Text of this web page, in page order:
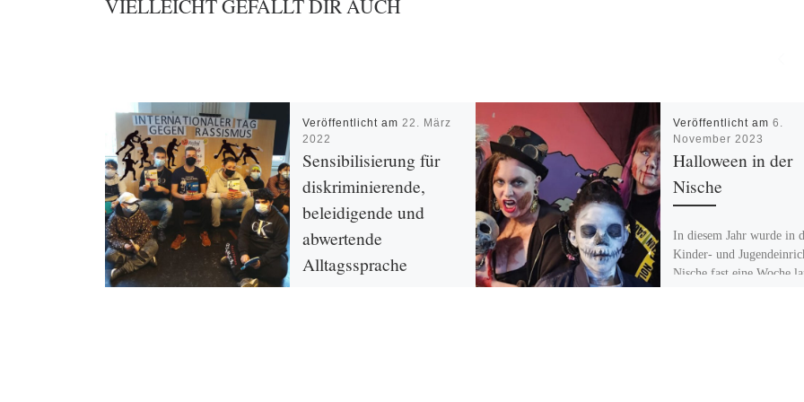
VIELLEICHT GEFÄLLT DIR AUCH
Veröffentlicht am22. März
2022
Sensibilisierung für
diskriminierende,
beleidigende und
abwertende
Alltagssprache
Veröffentlicht am 6.
November 2023
Halloween in der
Nische
In diesem Jahr wurde in
Kinder- und
Nische fast eine Woche